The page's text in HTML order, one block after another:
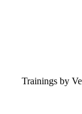
Trainings by